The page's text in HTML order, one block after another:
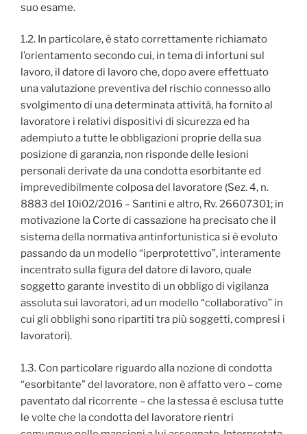
suo esame.
1.2. In particolare, è stato correttamente richiamato
l’orientamento secondo cui, in tema di infortuni sul
lavoro, il datore di lavoro che, dopo avere effettuato
una valutazione preventiva del rischio connesso allo
svolgimento di una determinata attività, ha fornito al
lavoratore i relativi dispositivi di sicurezza ed ha
adempiuto a tutte le obbligazioni proprie della sua
posizione di garanzia, non risponde delle lesioni
personali derivate da una condotta esorbitante ed
imprevedibilmente colposa del lavoratore (Sez. 4, n.
8883 del 10i02/2016 – Santini e altro, Rv. 26607301; in
motivazione la Corte di cassazione ha precisato che il
sistema della normativa antinfortunistica si è evoluto
passando da un modello “iperprotettivo”, interamente
incentrato sulla figura del datore di lavoro, quale
soggetto garante investito di un obbligo di vigilanza
assoluta sui lavoratori, ad un modello “collaborativo” in
cui gli obblighi sono ripartiti tra più soggetti, compresi i
lavoratori).
1.3. Con particolare riguardo alla nozione di condotta
“esorbitante” del lavoratore, non è affatto vero – come
paventato dal ricorrente – che la stessa è esclusa tutte
le volte che la condotta del lavoratore rientri